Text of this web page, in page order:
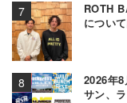
ROTH
につい
2026年
サン、